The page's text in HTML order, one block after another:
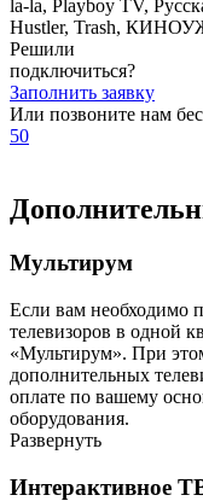
la-la, Playboy TV,
Hustler, Trash,
Решили
подключиться?
Заполнить заявку
Или позвоните нам
50
Мультирум
Если вам необходимо
телевизоров в одной
«Мультирум». При
дополнительных
оплате по вашему
оборудования.
Развернуть
Интерактивное